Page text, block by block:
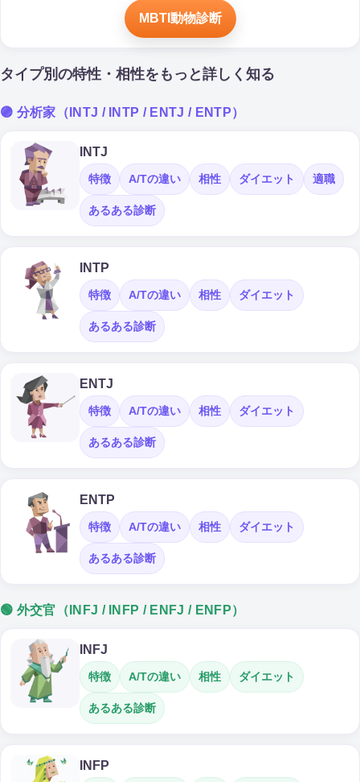
MBTI動物診断
タイプ別の特性・相性をもっと詳しく知る
🟣 分析家（INTJ / INTP / ENTJ / ENTP）
INTJ
特徴 A/Tの違い 相性 ダイエット 適職
あるある診断
INTP
特徴 A/Tの違い 相性 ダイエット
あるある診断
ENTJ
特徴 A/Tの違い 相性 ダイエット
あるある診断
ENTP
特徴 A/Tの違い 相性 ダイエット
あるある診断
🟢 外交官（INFJ / INFP / ENFJ / ENFP）
INFJ
特徴 A/Tの違い 相性 ダイエット
あるある診断
INFP